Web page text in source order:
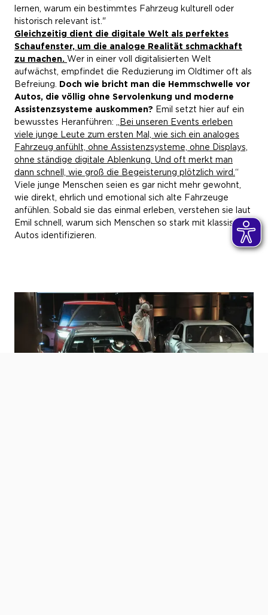
lernen, warum ein bestimmtes Fahrzeug kulturell oder
historisch relevant ist."
Gleichzeitig dient die digitale Welt als perfektes
Schaufenster, um die analoge Realität schmackhaft
zu machen. Wer in einer voll digitalisierten Welt
aufwächst, empfindet die Reduzierung im Oldtimer oft als
Befreiung. Doch wie bricht man die Hemmschwelle vor
Autos, die völlig ohne Servolenkung und moderne
Assistenzsysteme auskommen? Emil setzt hier auf ein
bewusstes Heranführen: „
Bei unseren Events erleben
viele junge Leute zum ersten Mal, wie sich ein analoges
Fahrzeug anfühlt, ohne Assistenzsysteme, ohne Displays,
ohne ständige digitale Ablenkung. Und oft merkt man
dann schnell, wie groß die Begeisterung plötzlich wird. “
Viele junge Menschen seien es gar nicht mehr gewohnt,
wie direkt, ehrlich und emotional sich alte Fahrzeuge
anfühlen. Sobald sie das einmal erleben, verstehen sie laut
Emil schnell, warum sich Menschen so stark mit klassischen
Autos identifizieren.